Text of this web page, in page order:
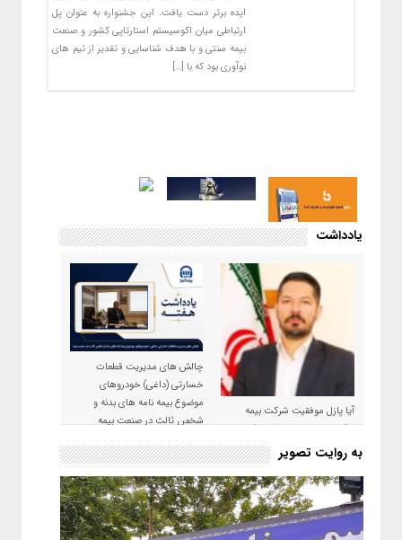
ایده برتر دست یافت. این جشنواره به عنوان پل
ارتباطی میان اکوسیستم استارتاپی کشور و صنعت
بیمه سنتی و با هدف شناسایی و تقدیر از تیم های
نوآوری بود که با […]
یادداشت
آیا پازل موفقیت شرکت بیمه
حکمت صبا در سال ۱۴۰۵ کامل می
شود؟!
چالش های مدیریت قطعات
خسارتی (داغی) خودروهای
موضوع بیمه نامه های بدنه و
شخص ثالث در صنعت بیمه
به روایت تصویر